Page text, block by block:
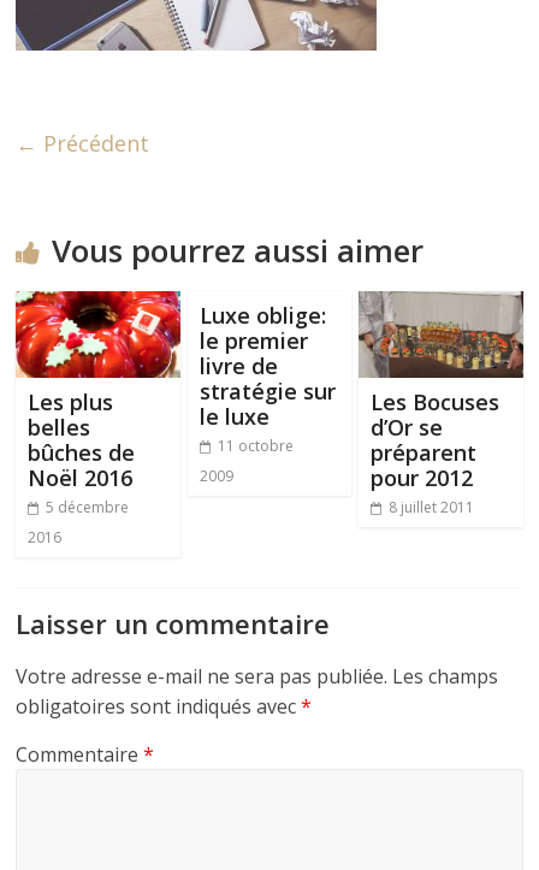
← Précédent
Vous pourrez aussi aimer
Les plus
belles
bûches de
Noël 2016
5 décembre
2016
Luxe oblige:
le premier
livre de
stratégie sur
le luxe
11 octobre
2009
Les Bocuses
d’Or se
préparent
pour 2012
8 juillet 2011
Laisser un commentaire
Votre adresse e-mail ne sera pas publiée. Les champs
obligatoires sont indiqués avec*
Commentaire*